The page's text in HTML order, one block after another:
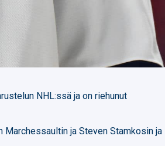
NHL:ssä ja on riehunut
Marchessaultin ja Steven Stamkosin ja